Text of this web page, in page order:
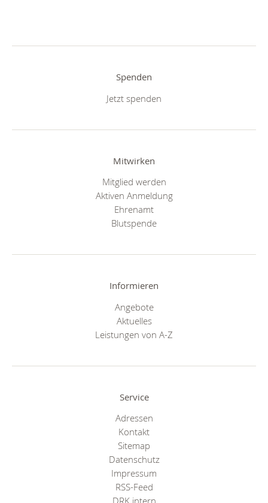
Spenden
Jetzt spenden
Mitwirken
Mitglied werden
Aktiven Anmeldung
Ehrenamt
Blutspende
Informieren
Angebote
Aktuelles
Leistungen von A-Z
Service
Adressen
Kontakt
Sitemap
Datenschutz
Impressum
RSS-Feed